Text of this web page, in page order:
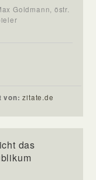
Goldmann, östr.
von:zitate.de
das